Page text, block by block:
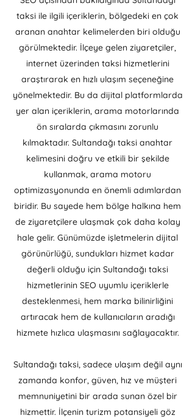
taksi ile ilgili içeriklerin, bölgedeki en çok
aranan anahtar kelimelerden biri olduğu
görülmektedir. İlçeye gelen ziyaretçiler,
internet üzerinden taksi hizmetlerini
araştırarak en hızlı ulaşım seçeneğine
yönelmektedir. Bu da dijital platformlarda
yer alan içeriklerin, arama motorlarında
ön sıralarda çıkmasını zorunlu
kılmaktadır. Sultandağı taksi anahtar
kelimesini doğru ve etkili bir şekilde
kullanmak, arama motoru
optimizasyonunda en önemli adımlardan
biridir. Bu sayede hem bölge halkına hem
de ziyaretçilere ulaşmak çok daha kolay
hale gelir. Günümüzde işletmelerin dijital
görünürlüğü, sundukları hizmet kadar
değerli olduğu için Sultandağı taksi
hizmetlerinin SEO uyumlu içeriklerle
desteklenmesi, hem marka bilinirliğini
artıracak hem de kullanıcıların aradığı
hizmete hızlıca ulaşmasını sağlayacaktır.
Sultandağı taksi, sadece ulaşım değil aynı
zamanda konfor, güven, hız ve müşteri
memnuniyetini bir arada sunan özel bir
hizmettir. İlçenin turizm potansiyeli göz